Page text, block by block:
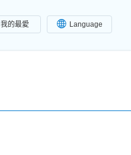
我的最愛 Language